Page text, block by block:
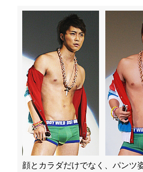
顔とカラダだけでなく、パンツ